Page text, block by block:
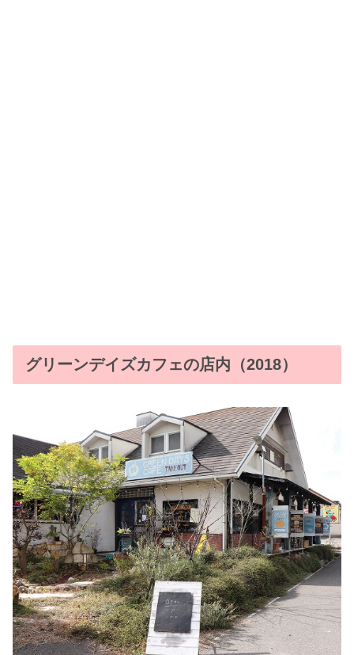
グリーンデイズカフェの店内（2018）